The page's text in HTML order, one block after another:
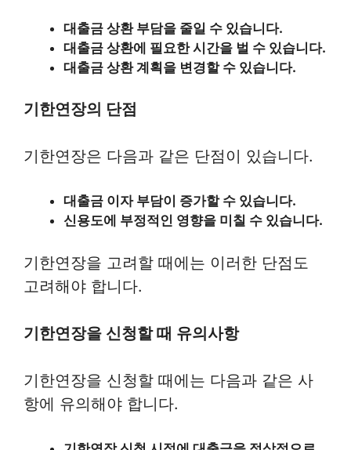
대출금 상환 부담을 줄일 수 있습니다.
대출금 상환에 필요한 시간을 벌 수 있습니다.
대출금 상환 계획을 변경할 수 있습니다.
기한연장의 단점
기한연장은 다음과 같은 단점이 있습니다.
대출금 이자 부담이 증가할 수 있습니다.
신용도에 부정적인 영향을 미칠 수 있습니다.
기한연장을 고려할 때에는 이러한 단점도
고려해야 합니다.
기한연장을 신청할 때 유의사항
기한연장을 신청할 때에는 다음과 같은 사
항에 유의해야 합니다.